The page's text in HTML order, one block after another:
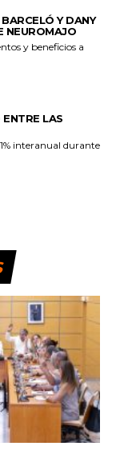
Y DANY
NEUROMAJO
y beneficios a
ENTRE LAS
interanual durante